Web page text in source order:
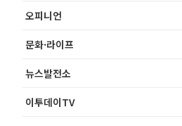
오피니언
문화·라이프
뉴스발전소
이투데이TV